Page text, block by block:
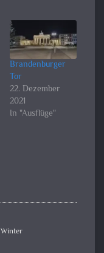
Brandenburger
Tor
22. Dezember
2021
In "Ausflüge"
Winter